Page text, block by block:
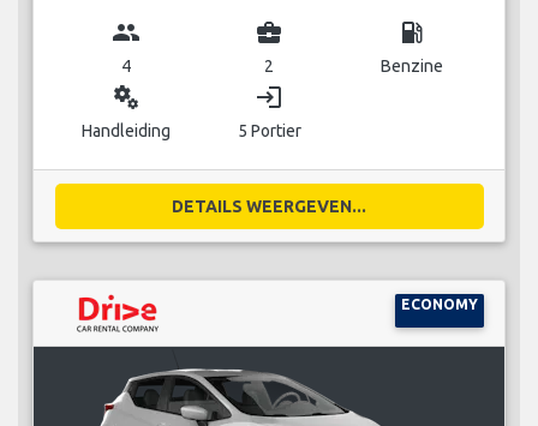
group
4
business_center
2
local_gas_station
Benzine
miscellaneous_services
Handleiding
login
5 Portier
DETAILS WEERGEVEN...
ECONOMY